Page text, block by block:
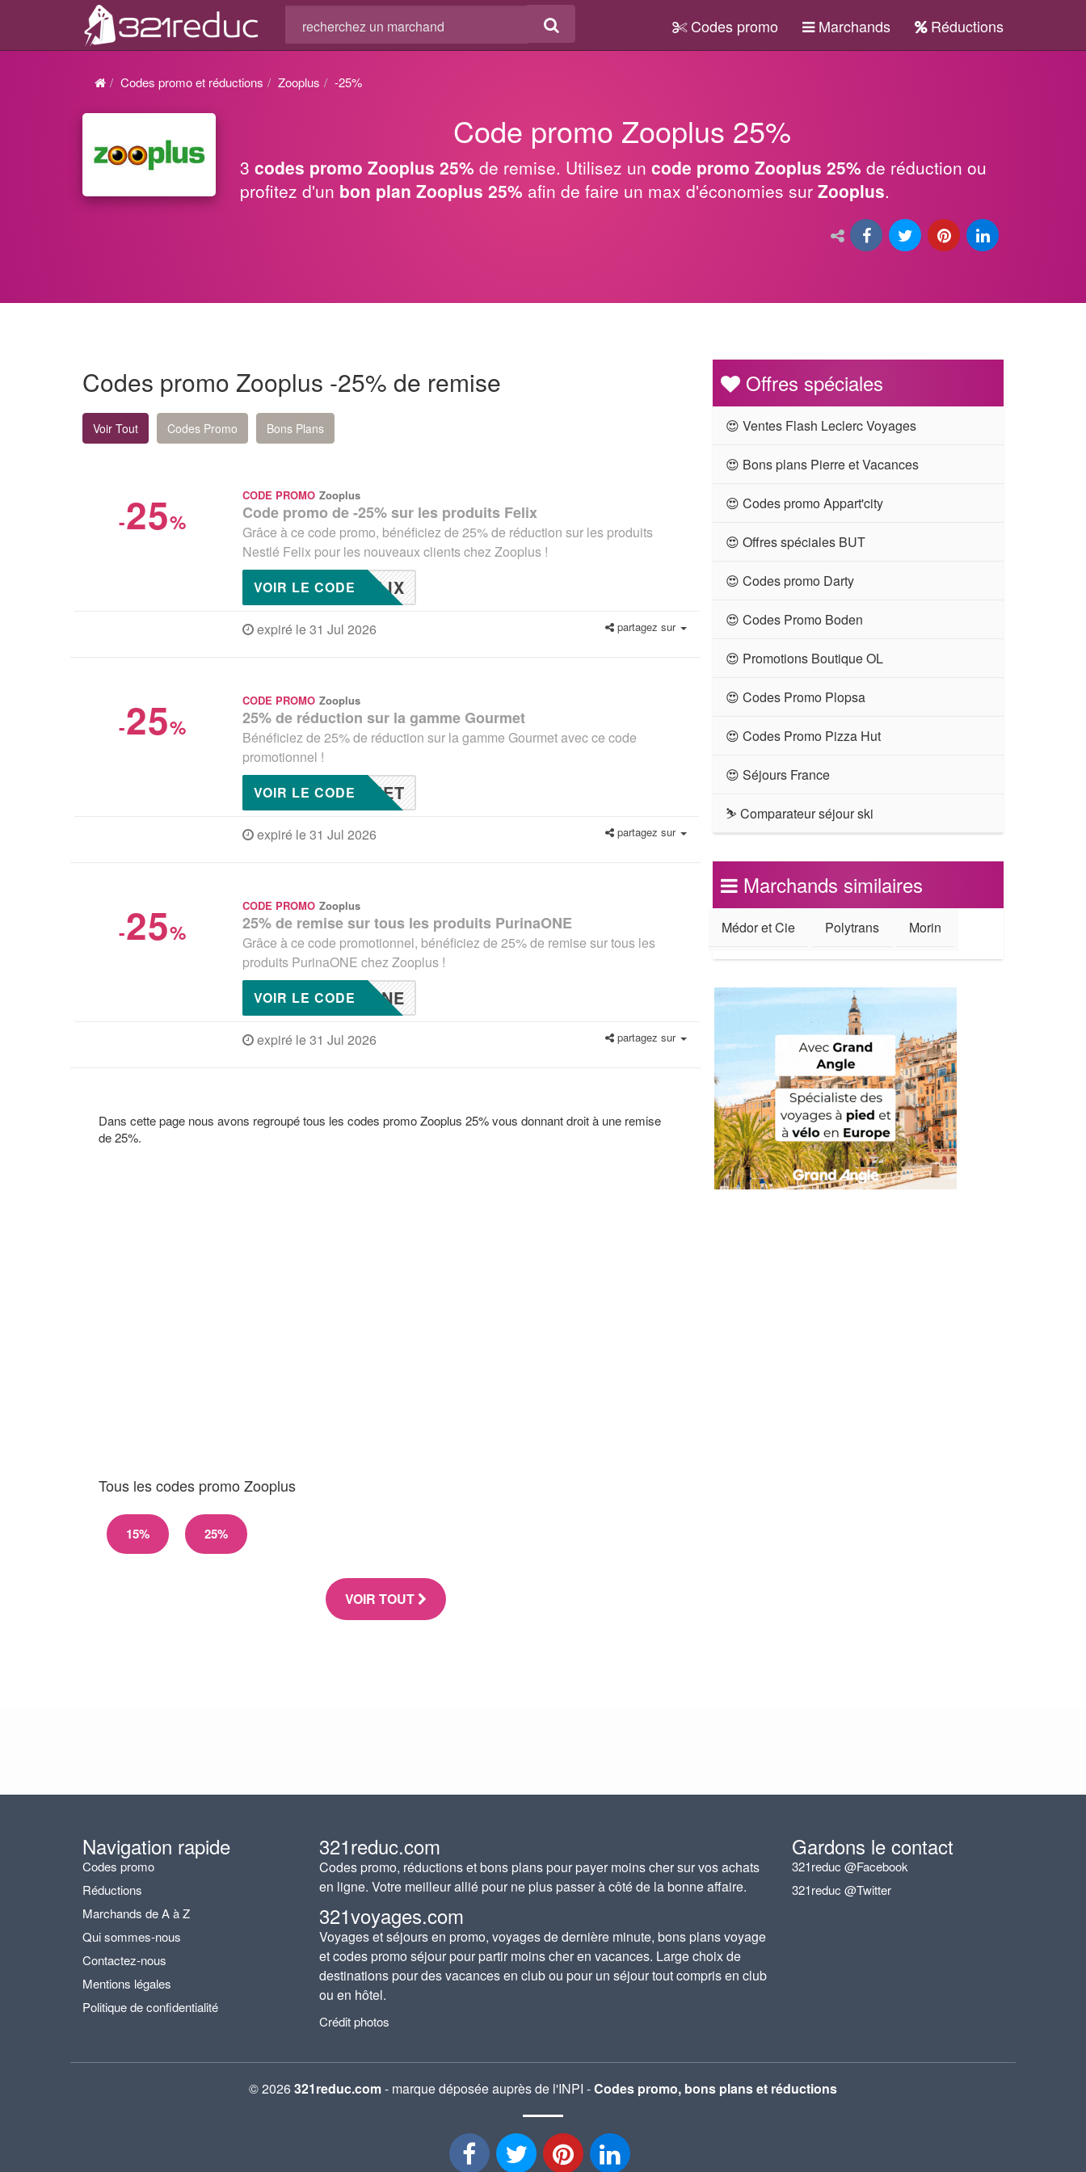
Codes promo Marchands Réductions
Codes promo et réductions Zooplus -25%
Code promo Zooplus 25%
3 codes promo Zooplus 25% de remise. Utilisez un code promo Zooplus 25% de réduction ou
profitez d'un bon plan Zooplus 25% afin de faire un max d'économies sur Zooplus.
Codes promo Zooplus -25% de remise
Voir Tout Codes Promo Bons Plans
-25%
CODE PROMO Zooplus
Code promo de -25% sur les produits Felix
Grâce à ce code promo, bénéficiez de 25% de réduction sur les produits
Nestlé Felix pour les nouveaux clients chez Zooplus !
LIX
VOIR LE CODE
expiré le 31 Jul 2026 partagez sur
-25%
CODE PROMO Zooplus
25% de réduction sur la gamme Gourmet
Bénéficiez de 25% de réduction sur la gamme Gourmet avec ce code
promotionnel !
MET
VOIR LE CODE
expiré le 31 Jul 2026 partagez sur
-25%
CODE PROMO Zooplus
25% de remise sur tous les produits PurinaONE
Grâce à ce code promotionnel, bénéficiez de 25% de remise sur tous les
produits PurinaONE chez Zooplus !
ONE
VOIR LE CODE
expiré le 31 Jul 2026 partagez sur
Dans cette page nous avons regroupé tous les codes promo Zooplus 25% vous donnant droit à une remise
de 25%.
Tous les codes promo Zooplus
15% 25%
VOIR TOUT
Offres spéciales
😍 Ventes Flash Leclerc Voyages
😍 Bons plans Pierre et Vacances
😍 Codes promo Appart'city
😍 Offres spéciales BUT
😍 Codes promo Darty
😍 Codes Promo Boden
😍 Promotions Boutique OL
😍 Codes Promo Plopsa
😍 Codes Promo Pizza Hut
😍 Séjours France
⛷ Comparateur séjour ski
Marchands similaires
Médor et Cie Polytrans Morin
Navigation rapide
Codes promo
Réductions
Marchands de A à Z
Qui sommes-nous
Contactez-nous
Mentions légales
Politique de confidentialité
321reduc.com
Codes promo, réductions et bons plans pour payer moins cher sur vos achats
en ligne. Votre meilleur allié pour ne plus passer à côté de la bonne affaire.
321voyages.com
Voyages et séjours en promo, voyages de dernière minute, bons plans voyage
et codes promo séjour pour partir moins cher en vacances. Large choix de
destinations pour des vacances en club ou pour un séjour tout compris en club
ou en hôtel.
Crédit photos
Gardons le contact
321reduc @Facebook
321reduc @Twitter
© 2026321reduc.com- marque déposée auprès de l'INPI -Codes promo, bons plans et réductions